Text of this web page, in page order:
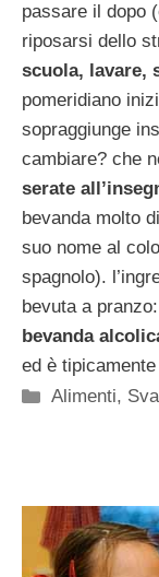
passare il dopo
riposarsi dello
scuola, lavare,
pomeridiano
sopraggiunge
cambiare? che
serate
bevanda molto
suo nome al
spagnolo).
bevuta a
bevanda
ed è
Categorie
Alimenti,